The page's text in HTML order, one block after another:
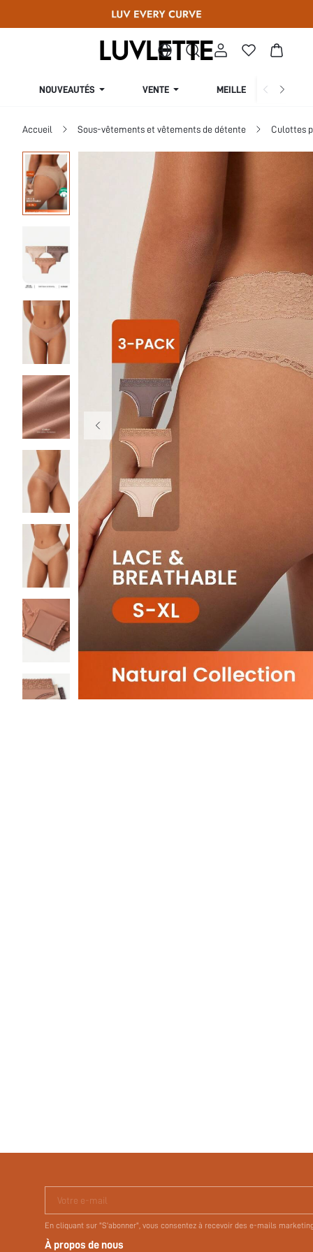
NOUVEAUTÉS VENTE MEILLEURES VENTES
Accueil Sous-vêtements et vêtements de détente Culottes
Votre e-mail
En cliquant sur "S'abonner", vous consentez à recevoir des e-mails
À propos de nous